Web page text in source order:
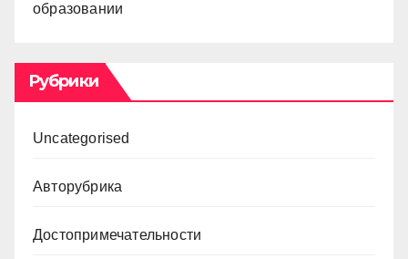
образовании
Рубрики
Uncategorised
Авторубрика
Достопримечательности